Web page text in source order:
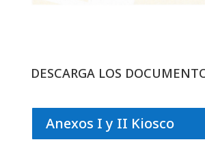
DESCARGA LOS
Anexos I y II Kiosco